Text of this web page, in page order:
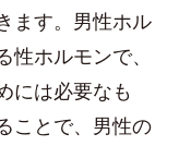
ます。男性ホル
ホルモンで、
には必要なも
ことで、男性の